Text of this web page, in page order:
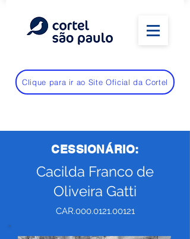
Clique para ir ao Site Oficial da Cortel
CESSIONÁRIO:
Cacilda Franco de
Oliveira Gatti
CAR.000.0121.00121